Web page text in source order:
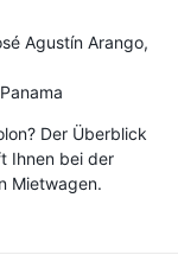
Agustín Arango,
Der Überblick
Ihnen bei der
Mietwagen.